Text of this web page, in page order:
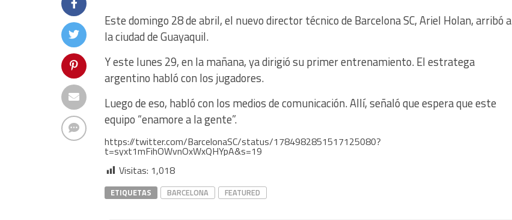
Este domingo 28 de abril, el nuevo director técnico de Barcelona SC, Ariel Holan, arribó a
la ciudad de Guayaquil.
Y este lunes 29, en la mañana, ya dirigió su primer entrenamiento. El estratega
argentino habló con los jugadores.
Luego de eso, habló con los medios de comunicación. Allí, señaló que espera que este
equipo “enamore a la gente”.
https://twitter.com/BarcelonaSC/status/1784982851517125080?
t=syxt1mFihOWvnOxWxQHYpA&s=19
Visitas: 1,018
ETIQUETAS BARCELONA FEATURED